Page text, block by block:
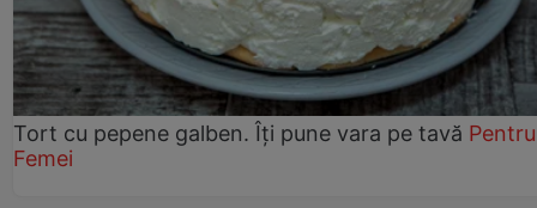
Tort cu pepene galben. Îți pune vara pe tavă Pentru
Femei